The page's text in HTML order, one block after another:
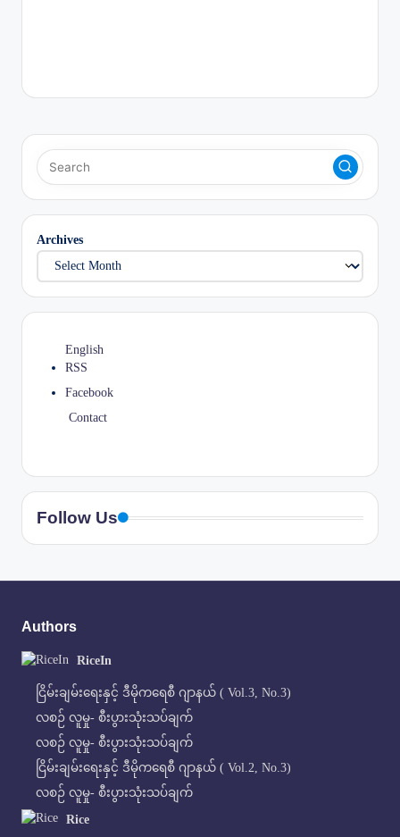
Archives
English
RSS
Facebook
Contact
Follow Us
Authors
RiceIn
ငြိမ်းချမ်းရေးနှင့် ဒီမိုကရေစီ ဂျာနယ် ( Vol.3, No.3)
လစဉ် လူမှု- စီးပွားသုံးသပ်ချက်
လစဉ် လူမှု- စီးပွားသုံးသပ်ချက်
ငြိမ်းချမ်းရေးနှင့် ဒီမိုကရေစီ ဂျာနယ် ( Vol.2, No.3)
လစဉ် လူမှု- စီးပွားသုံးသပ်ချက်
Rice